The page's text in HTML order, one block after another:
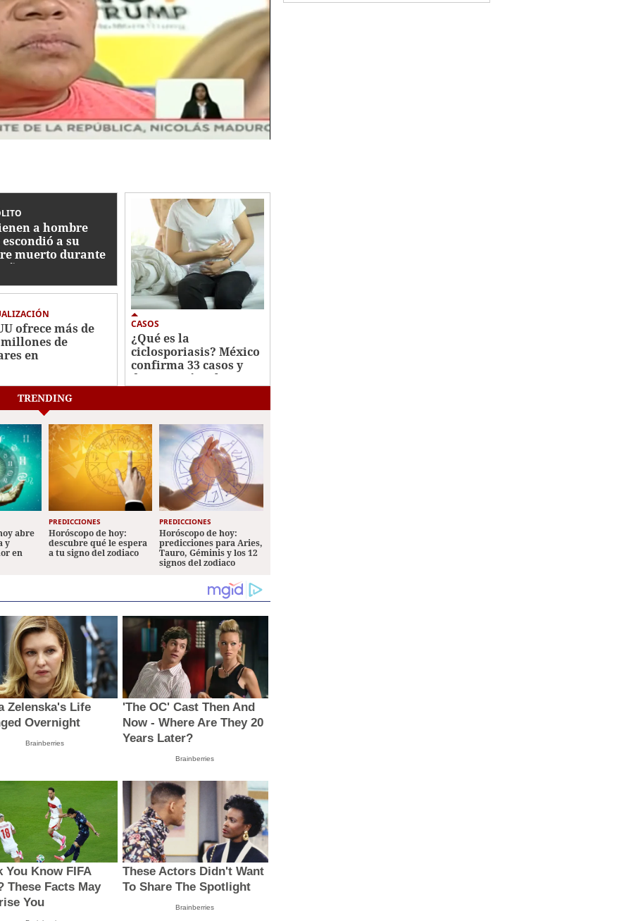
a hombre
a su
muerto durante
en un
ofrece más de
millones de
en
de Cártel
CASOS
¿Qué es la
ciclosporiasis? México
confirma 33 casos y
descarta vínculo con
TRENDING
abre
y
en
PREDICCIONES
Horóscopo de hoy:
descubre qué le espera
a tu signo del zodiaco
PREDICCIONES
Horóscopo de hoy:
predicciones para Aries,
Tauro, Géminis y los 12
signos del zodiaco
Zelenska's Life
Overnight
Brainberries
'The OC' Cast Then And
Now - Where Are They 20
Years Later?
Brainberries
You Know FIFA
These Facts May
You
These Actors Didn't Want
To Share The Spotlight
Brainberries